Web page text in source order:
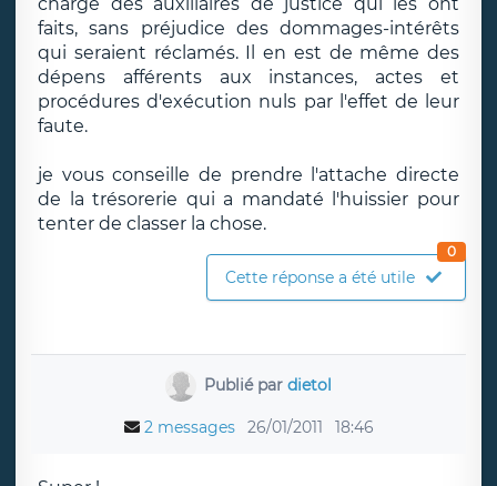
faits, sans préjudice des dommages-intérêts
qui seraient réclamés. Il en est de même des
dépens afférents aux instances, actes et
procédures d'exécution nuls par l'effet de leur
faute.
je vous conseille de prendre l'attache directe
de la trésorerie qui a mandaté l'huissier pour
tenter de classer la chose.
Cette réponse a été utile
0
Publié pardietol
2 messages 26/01/2011 18:46